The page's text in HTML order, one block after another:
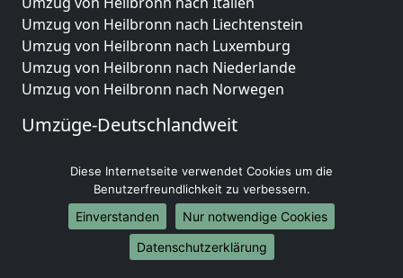
Umzug von Heilbronn nach Liechtenstein
Umzug von Heilbronn nach Luxemburg
Umzug von Heilbronn nach Niederlande
Umzug von Heilbronn nach Norwegen
Umzüge-Deutschlandweit
Umzug von Heilbronn nach Hamburg
Umzug von Heilbronn nach München
Umzug von Heilbronn nach Köln
Umzug von Heilbronn nach Frankfurt am Main
Umzug von Heilbronn nach Stuttgart
Diese Internetseite verwendet Cookies um die
Benutzerfreundlichkeit zu verbessern.
Einverstanden
Nur notwendige Cookies
Datenschutzerklärung